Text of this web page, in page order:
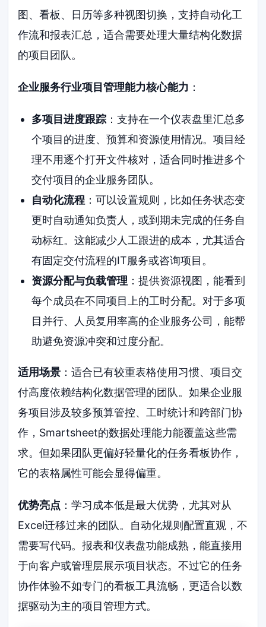
图、看板、日历等多种视图切换，支持自动化工
作流和报表汇总，适合需要处理大量结构化数据
的项目团队。
企业服务行业项目管理能力核心能力 ：
多项目进度跟踪：支持在一个仪表盘里汇总多
个项目的进度、预算和资源使用情况。项目经
理不用逐个打开文件核对，适合同时推进多个
交付项目的企业服务团队。
自动化流程：可以设置规则，比如任务状态变
更时自动通知负责人，或到期未完成的任务自
动标红。这能减少人工跟进的成本，尤其适合
有固定交付流程的IT服务或咨询项目。
资源分配与负载管理 ：提供资源视图，能看到
每个成员在不同项目上的工时分配。对于多项
目并行、人员复用率高的企业服务公司，能帮
助避免资源冲突和过度分配。
适用场景 ：适合已有较重表格使用习惯、项目交
付高度依赖结构化数据管理的团队。如果企业服
务项目涉及较多预算管控、工时统计和跨部门协
作，Smartsheet的数据处理能力能覆盖这些需
求。但如果团队更偏好轻量化的任务看板协作，
它的表格属性可能会显得偏重。
优势亮点 ：学习成本低是最大优势，尤其对从
Excel迁移过来的团队。自动化规则配置直观，不
需要写代码。报表和仪表盘功能成熟，能直接用
于向客户或管理层展示项目状态。不过它的任务
协作体验不如专门的看板工具流畅，更适合以数
据驱动为主的项目管理方式。